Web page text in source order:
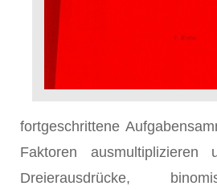
fortgeschrittene
Faktoren ausmultiplizieren
Dreierausdrücke,